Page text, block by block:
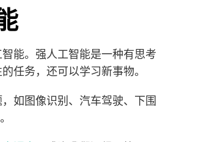
能。强人工智能是一种有思考
任务，还可以学习新事物。
如图像识别、汽车驾驶、下围